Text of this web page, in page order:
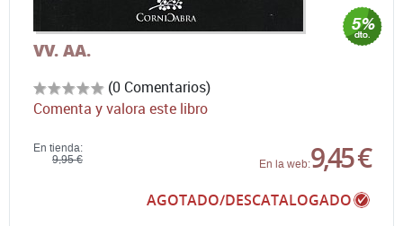
VV. AA.
(0 Comentarios)
Comenta y valora este libro
En tienda:
9,95 €
En la web:9,45 €
AGOTADO/DESCATALOGADO